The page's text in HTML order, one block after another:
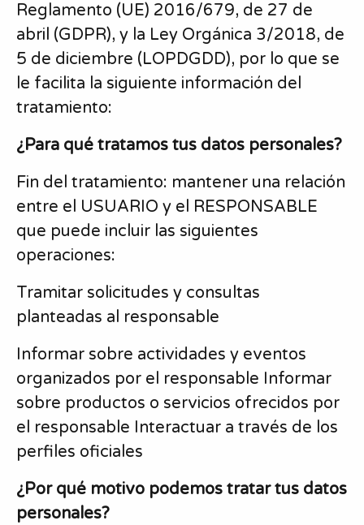
Reglamento (UE) 2016/679, de 27 de
abril (GDPR), y la Ley Orgánica 3/2018, de
5 de diciembre (LOPDGDD), por lo que se
le facilita la siguiente información del
tratamiento:
¿Para qué tratamos tus datos personales?
Fin del tratamiento: mantener una relación
entre el USUARIO y el RESPONSABLE
que puede incluir las siguientes
operaciones:
Tramitar solicitudes y consultas
planteadas al responsable
Informar sobre actividades y eventos
organizados por el responsable Informar
sobre productos o servicios ofrecidos por
el responsable Interactuar a través de los
perfiles oficiales
¿Por qué motivo podemos tratar tus datos
personales?